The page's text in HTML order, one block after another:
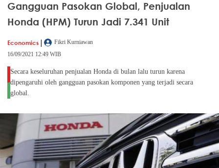
Gangguan Pasokan Global, Penjualan
Honda (HPM) Turun Jadi 7.341 Unit
Economics |
Fikri Kurniawan
16/09/2021 12:49 WIB
Secara keseluruhan penjualan Honda di bulan lalu turun karena
dipengaruhi oleh gangguan pasokan komponen yang terjadi secara
global.